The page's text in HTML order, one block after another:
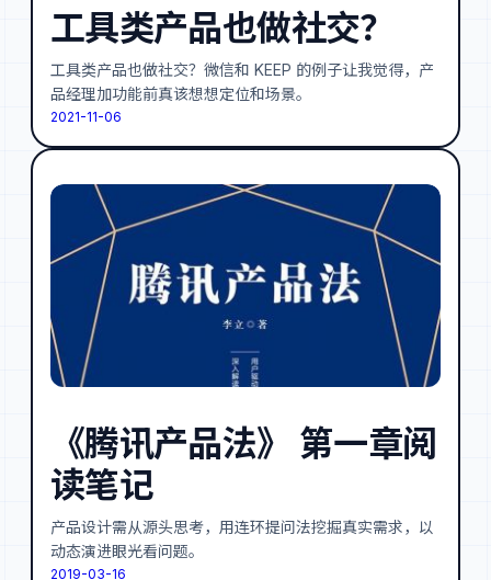
工具类产品也做社交？
工具类产品也做社交？微信和 KEEP 的例子让我觉得，产
品经理加功能前真该想想定位和场景。
2021-11-06
《腾讯产品法》 第一章阅
读笔记
产品设计需从源头思考，用连环提问法挖掘真实需求，以
动态演进眼光看问题。
2019-03-16